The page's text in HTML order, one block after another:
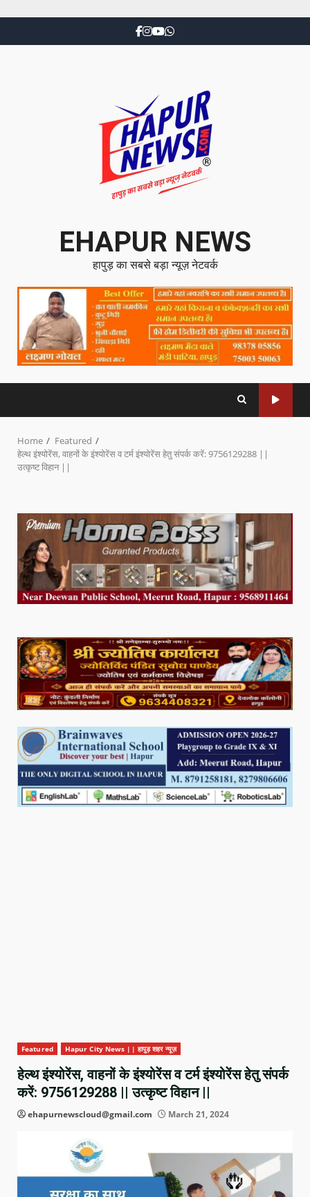
EHAPUR NEWS
हापुड़ का सबसे बड़ा न्यूज़ नेटवर्क
Home
Featured
हेल्थ इंश्योरेंस, वाहनों के इंश्योरेंस व टर्म इंश्योरेंस हेतु संपर्क करें: 9756129288 ||
उत्कृष्ट विहान ||
Featured Hapur City News || हापुड़ शहर न्यूज़
हेल्थ इंश्योरेंस, वाहनों के इंश्योरेंस व टर्म इंश्योरेंस हेतु संपर्क
करें: 9756129288 || उत्कृष्ट विहान ||
ehapurnewscloud@gmail.com March 21, 2024